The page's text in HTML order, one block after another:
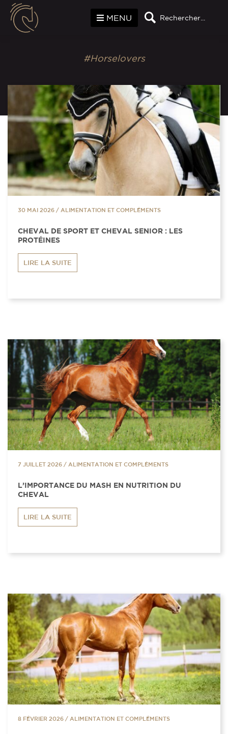
Rechercher...
MENU
#Horselovers
30 MAI 2026 / ALIMENTATION ET COMPLÉMENTS
CHEVAL DE SPORT ET CHEVAL SENIOR : LES
PROTÉINES
LIRE LA SUITE
7 JUILLET 2026 / ALIMENTATION ET COMPLÉMENTS
L’IMPORTANCE DU MASH EN NUTRITION DU
CHEVAL
LIRE LA SUITE
8 FÉVRIER 2026 / ALIMENTATION ET COMPLÉMENTS
Panneau de gestion des cookies